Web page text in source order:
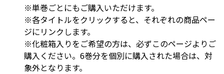
※単巻ごとにもご購入いただけます。
※各タイトルをクリックすると、それぞれの商品ペー
ジにリンクします。
※化粧箱入りをご希望の方は、必ずこのページよりご
購入ください。6巻分を個別に購入された場合は、対
象外となります。